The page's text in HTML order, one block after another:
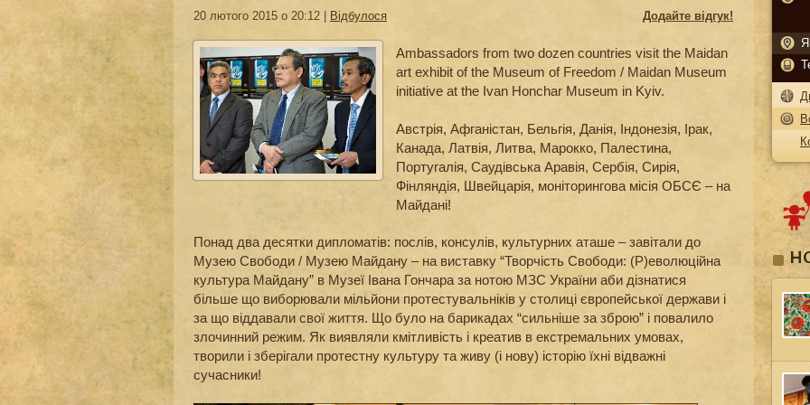
20 лютого 2015 о 20:12 | Відбулося Додайте відгук!
Ambassadors from two dozen countries visit the Maidan
art exhibit of the Museum of Freedom / Maidan Museum
initiative at the Ivan Honchar Museum in Kyiv.
Австрія, Афганістан, Бельгія, Данія, Індонезія, Ірак,
Канада, Латвія, Литва, Марокко, Палестина,
Португалія, Саудівська Аравія, Сербія, Сирія,
Фінляндія, Швейцарія, моніторингова місія ОБСЄ – на
Майдані!
Понад два десятки дипломатів: послів, консулів, культурних аташе – завітали до
Музею Свободи / Музею Майдану – на виставку “Творчість Свободи: (Р)еволюційна
культура Майдану” в Музеї Івана Гончара за нотою МЗС України аби дізнатися
більше що виборювали мільйони протестувальніків у столиці європейської держави і
за що віддавали свої життя. Що було на барикадах “сильніше за зброю” і повалило
злочинний режим. Як виявляли кмітливість і креатив в екстремальних умовах,
творили і зберігали протестну культуру та живу (і нову) історію їхні відважні
сучасники!